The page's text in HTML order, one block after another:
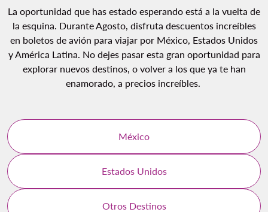
La oportunidad que has estado esperando está a la vuelta de
la esquina. Durante Agosto, disfruta descuentos increíbles
en boletos de avión para viajar por México, Estados Unidos
y América Latina. No dejes pasar esta gran oportunidad para
explorar nuevos destinos, o volver a los que ya te han
enamorado, a precios increíbles.
México
Estados Unidos
Otros Destinos